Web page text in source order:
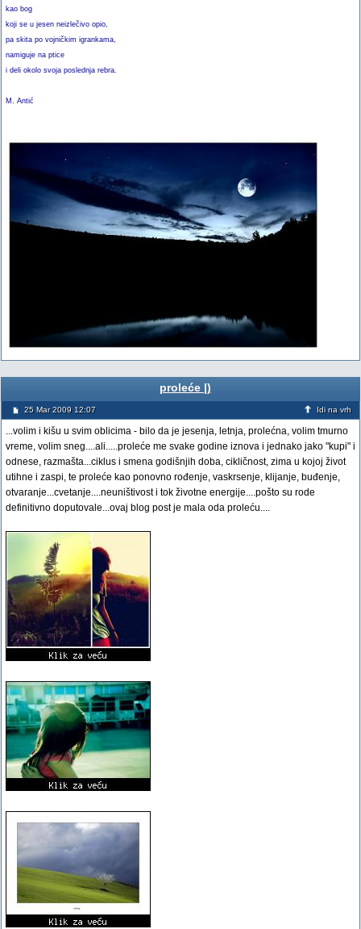
kao bog
koji se u jesen neizlečivo opio,
pa skita po vojničkim igrankama,
namiguje na ptice
i deli okolo svoja poslednja rebra.
M. Antić
proleće |)
25 Mar 2009 12:07 Idi na vrh
...volim i kišu u svim oblicima - bilo da je jesenja, letnja, prolećna, volim tmurno
vreme, volim sneg....ali.....proleće me svake godine iznova i jednako jako "kupi" i
odnese, razmašta...ciklus i smena godišnjih doba, cikličnost, zima u kojoj život
utihne i zaspi, te proleće kao ponovno rođenje, vaskrsenje, klijanje, buđenje,
otvaranje...cvetanje....neuništivost i tok životne energije....pošto su rode
definitivno doputovale...ovaj blog post je mala oda proleću....